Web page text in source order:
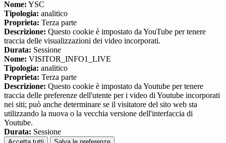
Nome: YSC
Tipologia: analitico
Proprieta: Terza parte
Descrizione: Questo cookie è impostato da YouTube per tenere
traccia delle visualizzazioni dei video incorporati.
Durata: Sessione
Nome: VISITOR_INFO1_LIVE
Tipologia: analitico
Proprieta: Terza parte
Descrizione: Questo cookie è impostato da Youtube per tenere
traccia delle preferenze dell'utente per i video di Youtube incorporati
nei siti; può anche determinare se il visitatore del sito web sta
utilizzando la nuova o la vecchia versione dell'interfaccia di
Youtube.
Durata: Sessione